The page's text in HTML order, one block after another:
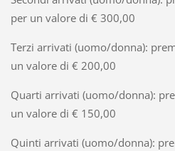
per un valore di € 300,00
Terzi arrivati (uomo/donna):
un valore di € 200,00
Quarti arrivati (uomo/donna):
un valore di € 150,00
Quinti arrivati (uomo/donna):